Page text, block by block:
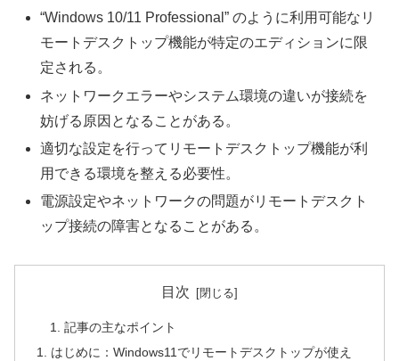
“Windows 10/11 Professional” のように利用可能なリ
モートデスクトップ機能が特定のエディションに限
定される。
ネットワークエラーやシステム環境の違いが接続を
妨げる原因となることがある。
適切な設定を行ってリモートデスクトップ機能が利
用できる環境を整える必要性。
電源設定やネットワークの問題がリモートデスクト
ップ接続の障害となることがある。
目次
記事の主なポイント
はじめに：Windows11でリモートデスクトップが使え